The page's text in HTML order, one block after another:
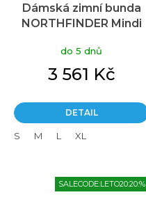
Dámská zimní bunda
NORTHFINDER Mindi
do 5 dnů
3 561 Kč
DETAIL
S M L XL
SALECODE:LETO20:20:%